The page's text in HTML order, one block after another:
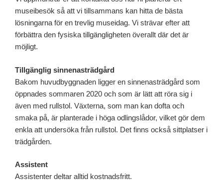
museibesök så att vi tillsammans kan hitta de bästa
lösningarna för en trevlig museidag. Vi strävar efter att
förbättra den fysiska tillgängligheten överallt där det är
möjligt.
Tillgänglig sinnenasträdgård
Bakom huvudbyggnaden ligger en sinnenasträdgård som
öppnades sommaren 2020 och som är lätt att röra sig i
även med rullstol. Växterna, som man kan dofta och
smaka på, är planterade i höga odlingslådor, vilket gör dem
enkla att undersöka från rullstol. Det finns också sittplatser i
trädgården.
Assistent
Assistenter deltar alltid kostnadsfritt.